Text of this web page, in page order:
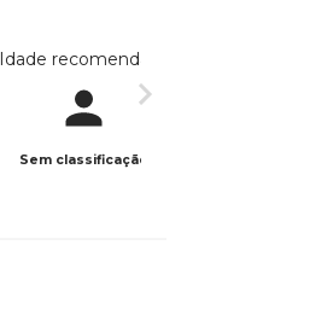
Idade recomendada
Sem classificação